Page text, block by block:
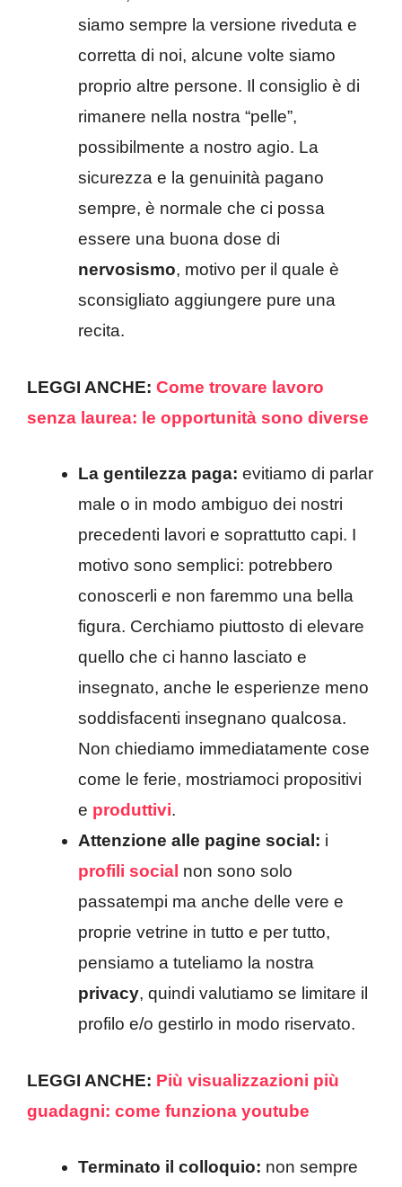
siamo sempre la versione riveduta e
corretta di noi, alcune volte siamo
proprio altre persone. Il consiglio è di
rimanere nella nostra “pelle”,
possibilmente a nostro agio. La
sicurezza e la genuinità pagano
sempre, è normale che ci possa
essere una buona dose di
nervosismo, motivo per il quale è
sconsigliato aggiungere pure una
recita.
LEGGI ANCHE: Come trovare lavoro
senza laurea: le opportunità sono diverse
La gentilezza paga: evitiamo di parlar
male o in modo ambiguo dei nostri
precedenti lavori e soprattutto capi. I
motivo sono semplici: potrebbero
conoscerli e non faremmo una bella
figura. Cerchiamo piuttosto di elevare
quello che ci hanno lasciato e
insegnato, anche le esperienze meno
soddisfacenti insegnano qualcosa.
Non chiediamo immediatamente cose
come le ferie, mostriamoci propositivi
e produttivi.
Attenzione alle pagine social: i
profili social non sono solo
passatempi ma anche delle vere e
proprie vetrine in tutto e per tutto,
pensiamo a tuteliamo la nostra
privacy, quindi valutiamo se limitare il
profilo e/o gestirlo in modo riservato.
LEGGI ANCHE: Più visualizzazioni più
guadagni: come funziona youtube
Terminato il colloquio: non sempre